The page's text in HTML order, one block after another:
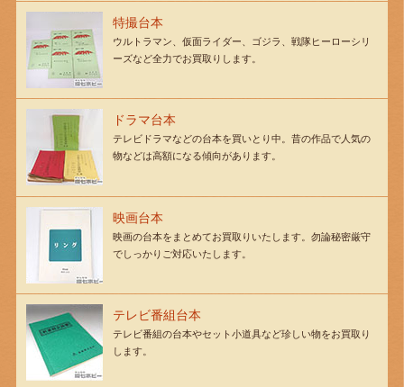
特撮台本
ウルトラマン、仮面ライダー、ゴジラ、戦隊ヒーローシリ
ーズなど全力でお買取りします。
ドラマ台本
テレビドラマなどの台本を買いとり中。昔の作品で人気の
物などは高額になる傾向があります。
映画台本
映画の台本をまとめてお買取りいたします。勿論秘密厳守
でしっかりご対応いたします。
テレビ番組台本
テレビ番組の台本やセット小道具など珍しい物をお買取り
します。